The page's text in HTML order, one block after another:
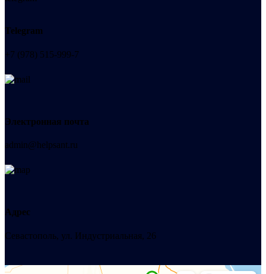
Telegram
+7 (978) 515-999-7
Электронная почта
admin@helpsant.ru
Адрес
Севастополь, ул. Индустриальная, 26